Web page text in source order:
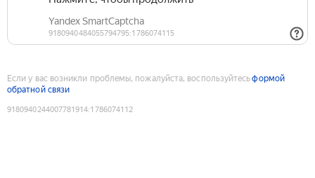
Если у вас возникли проблемы, пожалуйста, воспользуйтесьформой
обратной связи
9180940244007781914:1786074112